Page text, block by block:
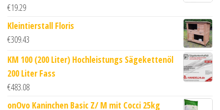
€19.29
Kleintierstall Floris
€309.43
KM 100 (200 Liter) Hochleistungs Sägekettenöl
200 Liter Fass
€483.08
onOvo Kaninchen Basic Z/ M mit Cocci 25kg